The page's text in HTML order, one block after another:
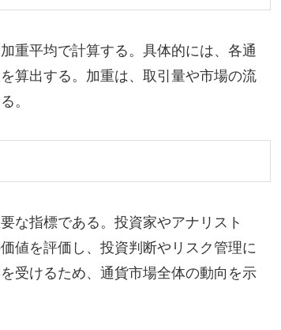
重平均で計算する。具体的には、各通
算出する。加重は、取引量や市場の流
。
な指標である。投資家やアナリスト
値を評価し、投資判断やリスク管理に
受けるため、通貨市場全体の動向を示